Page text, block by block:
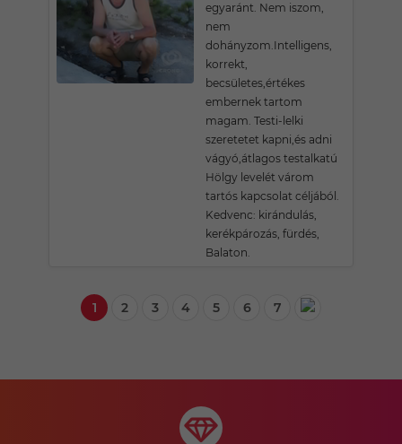
egyaránt. Nem iszom,
nem
dohányzom.Intelligens,
korrekt,
becsületes,értékes
embernek tartom
magam. Testi-lelki
szeretetet kapni,és adni
vágyó,átlagos testalkatú
Hölgy levelét várom
tartós kapcsolat céljából.
Kedvenc: kirándulás,
kerékpározás, fürdés,
Balaton.
1 2 3 4 5 6 7